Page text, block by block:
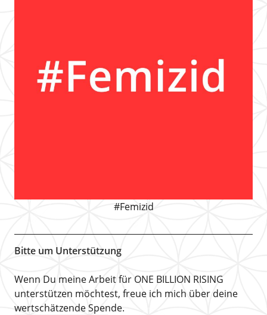
#Femizid
Bitte um Unterstützung
Wenn Du meine Arbeit für ONE BILLION RISING
unterstützen möchtest, freue ich mich über deine
wertschätzende Spende.